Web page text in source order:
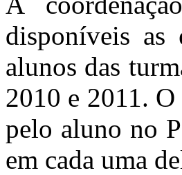
disponíveis as
alunos das
2010 e 2011.
pelo aluno no
em cada uma